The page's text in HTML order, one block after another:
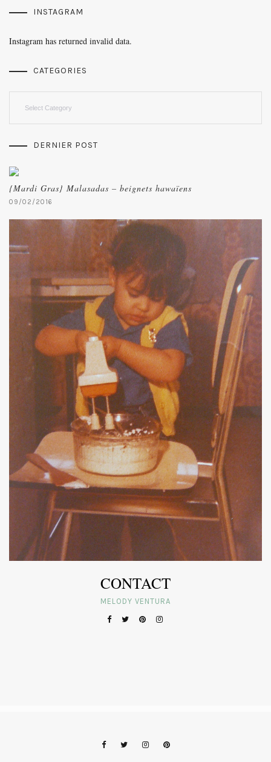
INSTAGRAM
Instagram has returned invalid data.
CATEGORIES
DERNIER POST
{Mardi Gras} Malasadas – beignets hawaïens
09/02/2016
CONTACT
MELODY VENTURA